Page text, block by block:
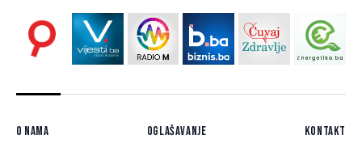
O nama Oglašavanje Kontakt